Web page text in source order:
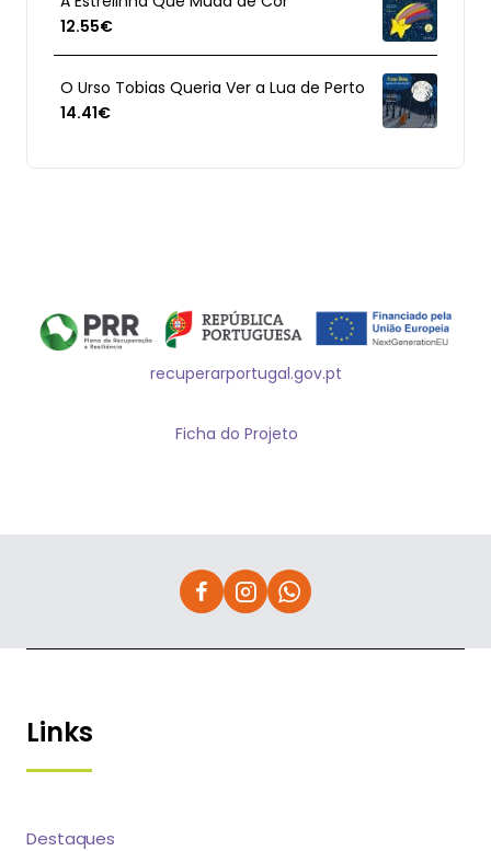
12.55€
O Urso Tobias Queria Ver a Lua de Perto
14.41€
recuperarportugal.gov.pt
Ficha do Projeto
Links
Destaques